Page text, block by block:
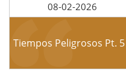
08-02-2026
Tiempos Peligrosos Pt. 5